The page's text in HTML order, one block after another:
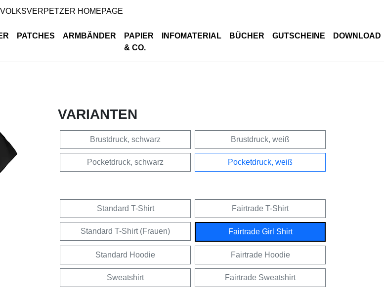
HOMEPAGE
PATCHES ARMBÄNDER
PAPIER
& CO.
INFOMATERIAL BÜCHER GUTSCHEINE DOWNLOAD
VARIANTEN
Brustdruck, schwarz Brustdruck, weiß
Pocketdruck, schwarz Pocketdruck, weiß
Standard T-Shirt Fairtrade T-Shirt
Standard T-Shirt (Frauen) Fairtrade Girl Shirt
Standard Hoodie Fairtrade Hoodie
Sweatshirt Fairtrade Sweatshirt